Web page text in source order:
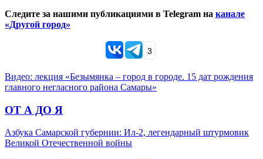
Следите за нашими публикациями в Telegram на канале
«Другой город»
3
Видео: лекция «Безымянка – город в городе. 15 дат рождения
главного негласного района Самары»
ОТ А ДО Я
Азбука Самарской губернии: Ил-2, легендарный штурмовик
Великой Отечественной войны